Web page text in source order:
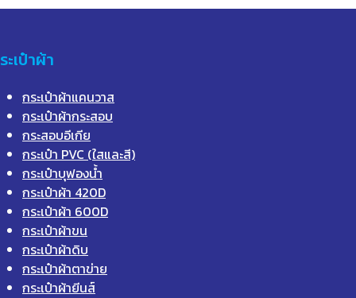
ะเป๋าผ้า
กระเป๋าผ้าแคนวาส
กระเป๋าผ้ากระสอบ
กระสอบอีเกีย
กระเป๋า PVC (ใสและสี)
กระเป๋าบุฟองน้ำ
กระเป๋าผ้า 420D
กระเป๋าผ้า 600D
กระเป๋าผ้าขน
กระเป๋าผ้าดิบ
กระเป๋าผ้าตาข่าย
กระเป๋าผ้ายีนส์